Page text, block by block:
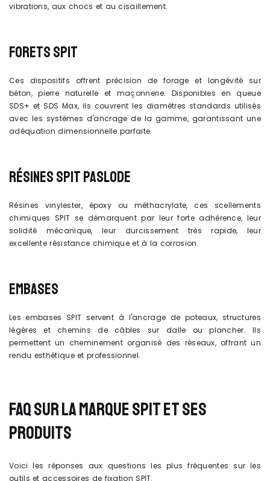
vibrations, aux chocs et au cisaillement.
FORETS SPIT
Ces dispositifs offrent précision de forage et longévité sur
béton, pierre naturelle et maçonnerie. Disponibles en queue
SDS+ et SDS Max, ils couvrent les diamètres standards utilisés
avec les systèmes d'ancrage de la gamme, garantissant une
adéquation dimensionnelle parfaite.
RÉSINES SPIT PASLODE
Résines vinylester, époxy ou méthacrylate, ces scellements
chimiques SPIT se démarquent par leur forte adhérence, leur
solidité mécanique, leur durcissement très rapide, leur
excellente résistance chimique et à la corrosion.
EMBASES
Les embases SPIT servent à l'ancrage de poteaux, structures
légères et chemins de câbles sur dalle ou plancher. Ils
permettent un cheminement organisé des réseaux, offrant un
rendu esthétique et professionnel.
FAQ SUR LA MARQUE SPIT ET SES
PRODUITS
Voici les réponses aux questions les plus fréquentes sur les
outils et accessoires de fixation SPIT.